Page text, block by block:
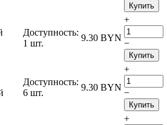
Купить
Доступность:
1 шт.
9.30 BYN
+
−
Купить
Доступность:
6 шт.
9.30 BYN
+
−
Купить
+